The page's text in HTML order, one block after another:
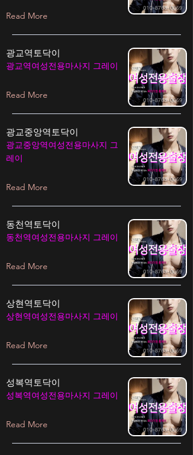
Read More
광교역토닥이
광교역여성전용마사지 그레이
Read More
광교중앙역토닥이
광교중앙역여성전용마사지 그
레이
Read More
동천역토닥이
동천역여성전용마사지 그레이
Read More
상현역토닥이
상현역여성전용마사지 그레이
Read More
성복역토닥이
성복역여성전용마사지 그레이
Read More